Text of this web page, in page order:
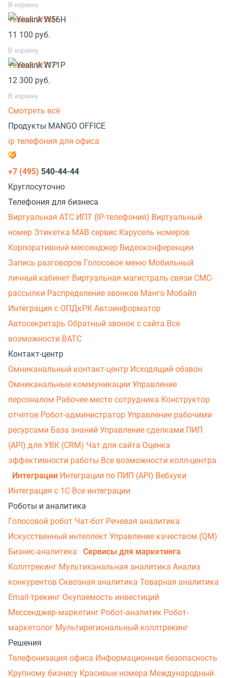
В корзину
Yealink W56H
11 100 руб.
В корзину
Yealink W71P
12 300 руб.
В корзину
Смотреть всё
Продукты MANGO OFFICE
ip телефония для офиса
+7 (495) 540-44-44
Круглосуточно
Телефония для бизнеса
Виртуальная АТС ИПТ (IP-телефония) Виртуальный
номер Этикетка МАВ сервис Карусель номеров
Корпоративный мессенджер Видеоконференции
Запись разговоров Голосовое меню Мобильный
личный кабинет Виртуальная магистраль связи СМС-
рассылки Распределение звонков Манго Мобайл
Интеграция с ОПДкРК Автоинформатор
Автосекретарь Обратный звонок с сайта Все
возможности ВАТС
Контакт-центр
Омниканальный контакт-центр Исходящий обзвон
Омниканальные коммуникации Управление
персоналом Рабочее место сотрудника Конструктор
отчетов Робот-администратор Управление рабочими
ресурсами База знаний Управление сделками ПИП
(API) для УВК (CRM) Чат для сайта Оценка
эффективности работы Все возможности колл-центра
Интеграции Интеграции по ПИП (API) Вебхуки
Интеграция с 1С Все интеграции
Роботы и аналитика
Голосовой робот Чат-бот Речевая аналитика
Искусственный интеллект Управление качеством (QM)
Бизнес-аналитика
Сервисы для маркетинга
Коллтрекинг Мультиканальная аналитика Анализ
конкурентов Сквозная аналитика Товарная аналитика
Email-трекинг Окупаемость инвестиций
Мессенджер‑маркетинг Робот-аналитик Робот-
маркетолог Мультирегиональный коллтрекинг
Решения
Телефонизация офиса Информационная безопасность
Крупному бизнесу Красивые номера Международный